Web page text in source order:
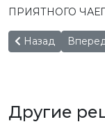
ПРИЯТНОГО
Предыдущий:
Назад
Другие